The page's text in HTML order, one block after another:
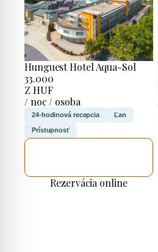
Hunguest Hotel Aqua-Sol
33.000
Z HUF
/ noc / osoba
24-hodinová recepcia Ľan
Prístupnosť
Rezervácia online